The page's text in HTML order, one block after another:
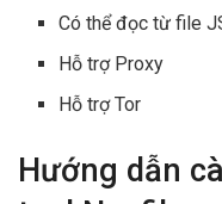
Có thể đọc từ file
Hỗ trợ Proxy
Hỗ trợ Tor
Hướng dẫn